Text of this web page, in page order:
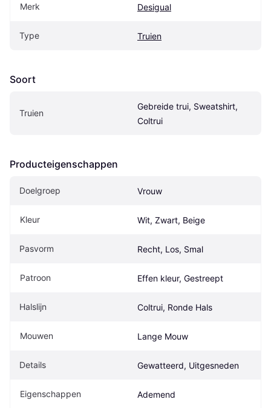
Merk Desigual
Type Truien
Soort
Truien
Gebreide trui, Sweatshirt,
Coltrui
Producteigenschappen
Doelgroep Vrouw
Kleur Wit, Zwart, Beige
Pasvorm Recht, Los, Smal
Patroon Effen kleur, Gestreept
Halslijn Coltrui, Ronde Hals
Mouwen Lange Mouw
Details Gewatteerd, Uitgesneden
Eigenschappen Ademend